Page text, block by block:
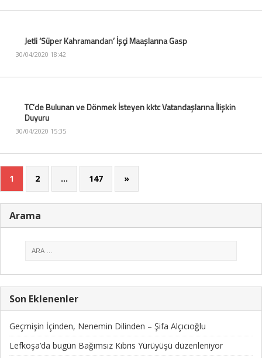
Jetli ‘Süper Kahramandan’ İşçi Maaşlarına Gasp
30/04/2020 18:42
TC’de Bulunan ve Dönmek İsteyen kktc Vatandaşlarına İlişkin
Duyuru
30/04/2020 15:35
1 2 … 147 »
Arama
Son Eklenenler
Geçmişin İçinden, Nenemin Dilinden – Şifa Alçıcıoğlu
Lefkoşa’da bugün Bağımsız Kıbrıs Yürüyüşü düzenleniyor